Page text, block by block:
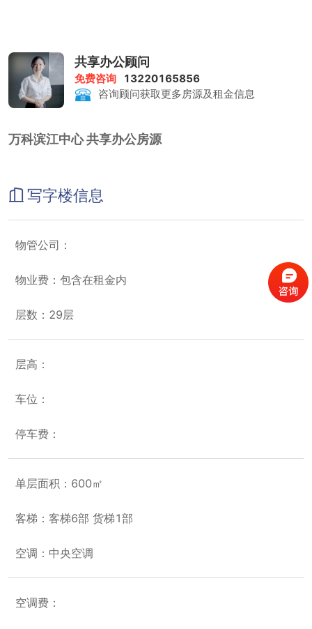
共享办公顾问
免费咨询
13220165856
咨询顾问获取更多房源及租金信息
万科滨江中心 共享办公房源
写字楼信息
物管公司：
物业费：包含在租金内
层数：29层
层高：
车位：
停车费：
单层面积：600㎡
客梯：客梯6部 货梯1部
空调：中央空调
空调费：